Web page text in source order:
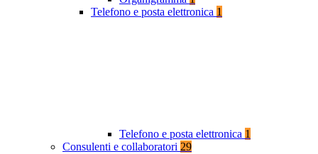
Telefono e posta elettronica 1
Telefono e posta elettronica 1
Consulenti e collaboratori 29